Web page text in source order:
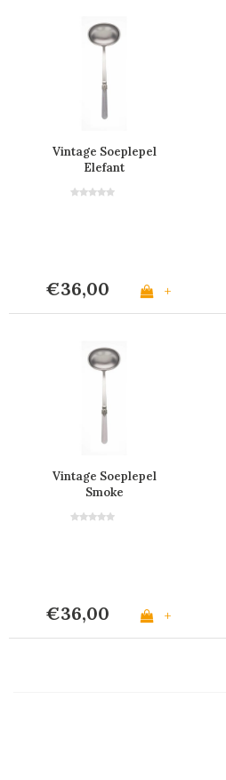
Vintage Soeplepel
Elefant
€36,00 +
Vintage Soeplepel
Smoke
€36,00 +